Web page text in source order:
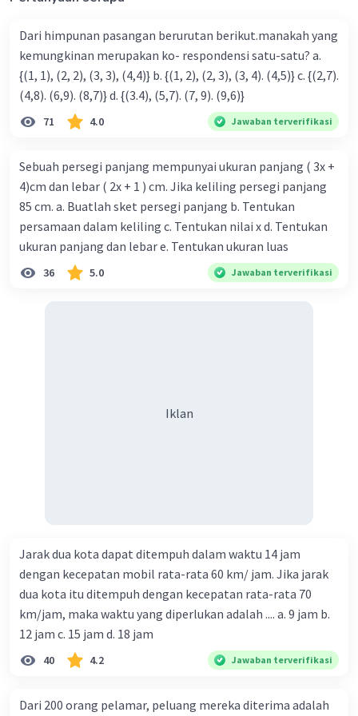
segitiga siku-siku = diagonal persegi panjang = 20 cm.
Kita ingat kembali triple pythagoras (3, 4, 5).
5 merupakan bagian dari sisi miring (20 cm), maka untuk
mencari sisi tegaknya bisa menggunakan cara
20/5 × 3 = 12 cm
Jadi, kita bisa menggunakan 12 cm sebagai lebar dan 16
cm sebagai panjang.
Maka untuk mencari luas persegi panjang bisa dengan
cara
Luas = panjang × lebar
Luas = 12 × 16
Dari himpunan pasangan berurutan berikut.manakah yang
kemungkinan merupakan ko- respondensi satu-satu? a.
{(1, 1), (2, 2), (3, 3), (4,4)} b. {(1, 2), (2, 3), (3, 4). (4,5)} c. {(2,7).
(4,8). (6,9). (8,7)} d. {(3.4), (5,7). (7, 9). (9,6)}
71 4.0 Jawaban terverifikasi
Sebuah persegi panjang mempunyai ukuran panjang ( 3x +
4)cm dan lebar ( 2x + 1 ) cm. Jika keliling persegi panjang
85 cm. a. Buatlah sket persegi panjang b. Tentukan
persamaan dalam keliling c. Tentukan nilai x d. Tentukan
ukuran panjang dan lebar e. Tentukan ukuran luas
36 5.0 Jawaban terverifikasi
Iklan
Jarak dua kota dapat ditempuh dalam waktu 14 jam
dengan kecepatan mobil rata-rata 60 km/ jam. Jika jarak
dua kota itu ditempuh dengan kecepatan rata-rata 70
km/jam, maka waktu yang diperlukan adalah .... a. 9 jam b.
12 jam c. 15 jam d. 18 jam
40 4.2 Jawaban terverifikasi
Dari 200 orang pelamar, peluang mereka diterima adalah